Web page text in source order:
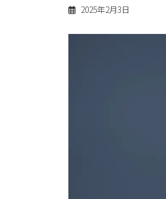
2025年2月3日